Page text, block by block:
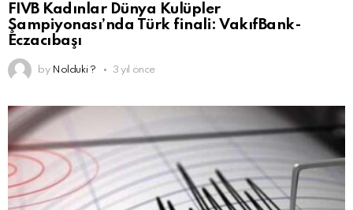
FIVB Kadınlar Dünya Kulüpler
Şampiyonası’nda Türk finali: VakıfBank-
Eczacıbaşı
by Nolduki ? 3 yıl önce